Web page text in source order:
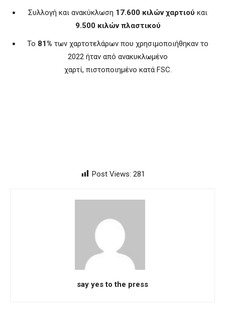
Συλλογή και ανακύκλωση 17.600 κιλών χαρτιού και
9.500 κιλών πλαστικού
To 81% των χαρτοτελάρων που χρησιμοποιήθηκαν το
2022 ήταν από ανακυκλωμένο
χαρτί, πιστοποιημένο κατά FSC.
Post Views: 281
say yes to the press